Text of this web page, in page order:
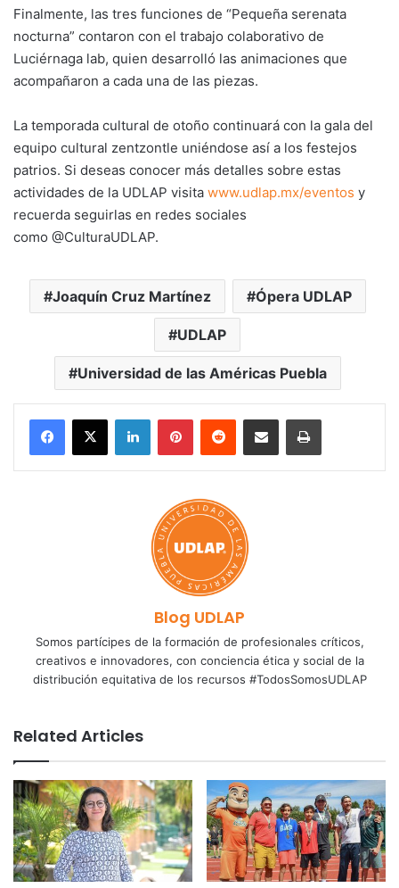
Finalmente, las tres funciones de “Pequeña serenata
nocturna” contaron con el trabajo colaborativo de
Luciérnaga lab, quien desarrolló las animaciones que
acompañaron a cada una de las piezas.
La temporada cultural de otoño continuará con la gala del
equipo cultural zentzontle uniéndose así a los festejos
patrios. Si deseas conocer más detalles sobre estas
actividades de la UDLAP visita www.udlap.mx/eventos y
recuerda seguirlas en redes sociales
como @CulturaUDLAP.
Joaquín Cruz Martínez Ópera UDLAP
UDLAP
Universidad de las Américas Puebla
LinkedInPinterestReddit Share via Email Print
Blog UDLAP
Somos partícipes de la formación de profesionales críticos,
creativos e innovadores, con conciencia ética y social de la
distribución equitativa de los recursos #TodosSomosUDLAP
Related Articles